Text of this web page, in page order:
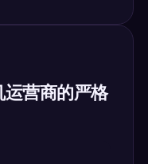
营商的严格